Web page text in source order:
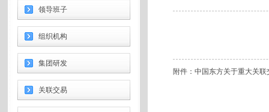
领导班子
组织机构
集团研发
关联交易
附件： 中国东方关于重大关